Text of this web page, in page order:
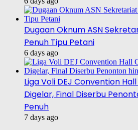
Dugaan Oknum ASN
Penuh Tipu Petani
6 days ago
Liga Voli DEJ Convention
Digelar, Final Diserbu
Penuh
7 days ago